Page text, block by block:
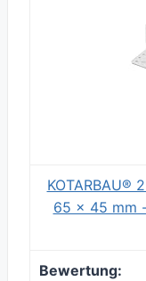
KOTARBAU®
65 x 45 mm